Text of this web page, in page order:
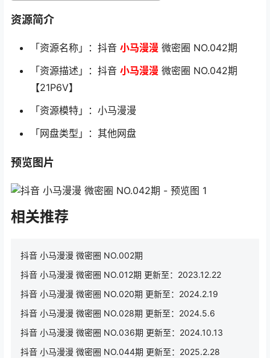
资源简介
「资源名称」：抖音 小马漫漫 微密圈 NO.042期
「资源描述」：抖音 小马漫漫 微密圈 NO.042期
【21P6V】
「资源模特」：小马漫漫
「网盘类型」：其他网盘
预览图片
相关推荐
抖音 小马漫漫 微密圈 NO.002期
抖音 小马漫漫 微密圈 NO.012期 更新至：2023.12.22
抖音 小马漫漫 微密圈 NO.020期 更新至：2024.2.19
抖音 小马漫漫 微密圈 NO.028期 更新至：2024.5.6
抖音 小马漫漫 微密圈 NO.036期 更新至：2024.10.13
抖音 小马漫漫 微密圈 NO.044期 更新至：2025.2.28